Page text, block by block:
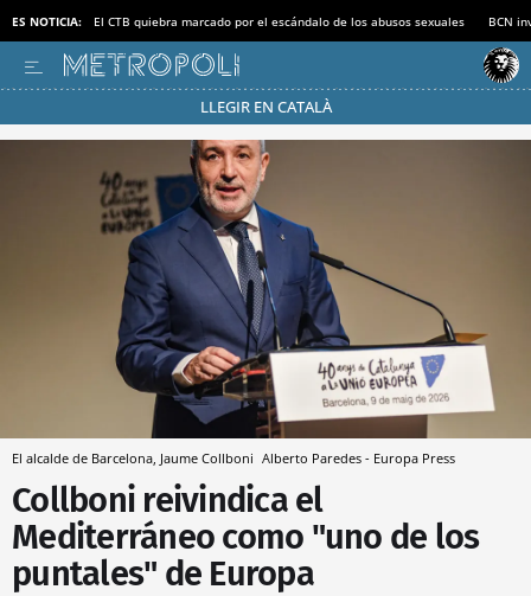
ES NOTICIA: El CTB quiebra marcado por el escándalo de los abusos sexuales BCN
LLEGIR EN CATALÀ
Pásate al MODO AHORRO
El alcalde de Barcelona, Jaume Collboni Alberto Paredes - Europa Press
Collboni reivindica el
Mediterráneo como "uno de los
puntales" de Europa